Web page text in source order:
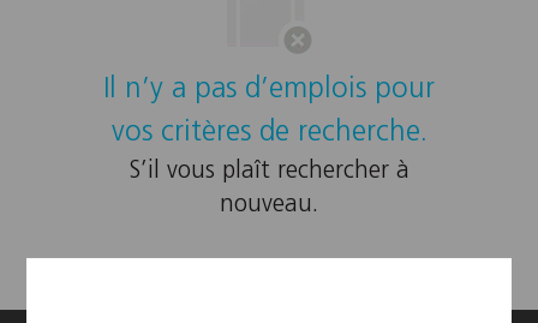
Il n’y a pas d’emplois pour
vos critères de recherche.
S’il vous plaît rechercher à
nouveau.